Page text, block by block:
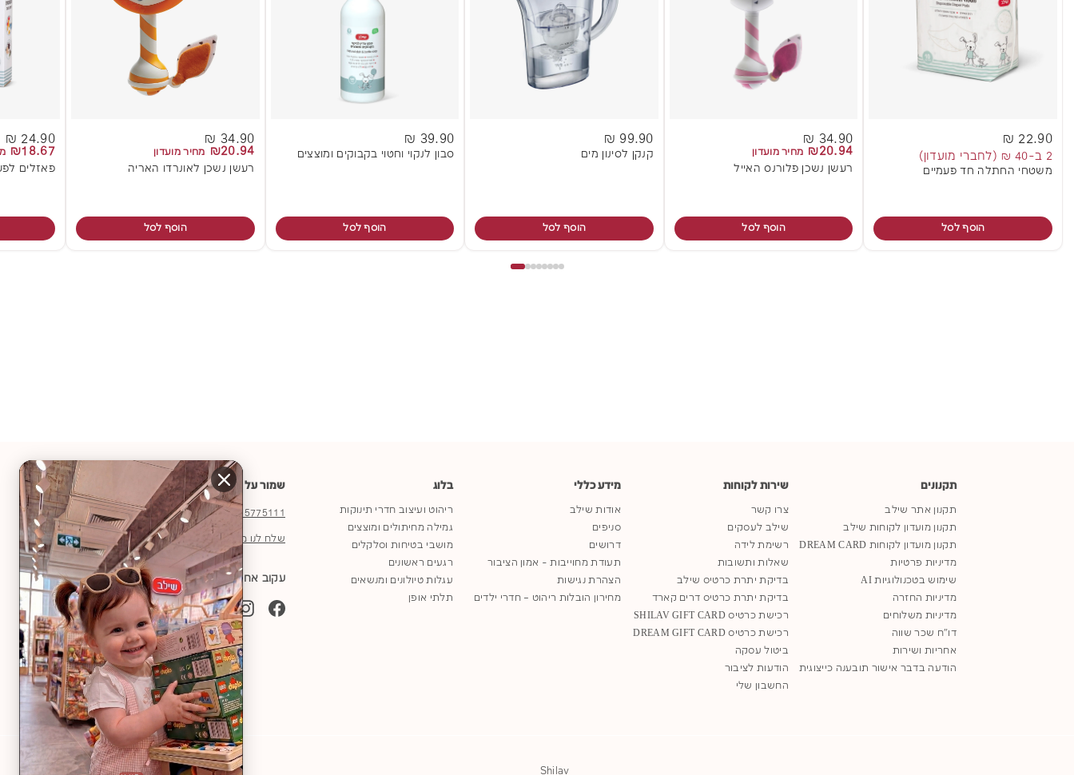
22.90 ₪
2 ב-40 ₪ (לחברי מועדון)
משטחי החתלה חד פעמיים
הוסף לסל
34.90 ₪
₪20.94 מחיר מועדון
רעשן נשכן פלורנס האייל
הוסף לסל
99.90 ₪
קנקן לסינון מים
הוסף לסל
39.90 ₪
סבון לנקוי וחטוי בקבוקים ומוצצים
הוסף לסל
34.90 ₪
₪20.94 מחיר מועדון
רעשן נשכן לאונרדו האריה
הוסף לסל
24.90 ₪
₪18.67
פאזלים
תקנונים
תקנון אתר שילב
תקנון מועדון לקוחות שילב
תקנון מועדון לקוחות DREAM CARD
מדיניות פרטיות
שימוש בטכנולוגיות AI
מדיניות החזרה
מדיניות משלוחים
דו"ח שכר שווה
אחריות ושירות
הודעה בדבר אישור תובענה כייצוגית
שירות לקוחות
צרו קשר
שילב לעסקים
רשימת לידה
שאלות ותשובות
בדיקת יתרת כרטיס שילב
בדיקת יתרת כרטיס דרים קארד
רכישת כרטיס SHILAV GIFT CARD
רכישת כרטיס DREAM GIFT CARD
ביטול עסקה
הודעות לציבור
החשבון שלי
מידע כללי
אודות שילב
סניפים
דרושים
תעודת מחוייבות - אמון הציבור
הצהרת נגישות
מחירון הובלות ריהוט – חדרי ילדים
בלוג
ריהוט ועיצוב חדרי תינוקות
גמילה מחיתולים ומוצצים
מושבי בטיחות וסלקלים
רגעים ראשונים
עגלות טיולונים ומנשאים
תלתי אופן
שמור על קשר
03-5775111
שלח לנו מייל
עקוב אחרינו
Facebook
Instagram
TikTok
YouTube
Shilav